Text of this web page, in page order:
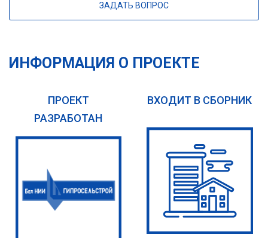
ЗАДАТЬ ВОПРОС
ИНФОРМАЦИЯ О ПРОЕКТЕ
ПРОЕКТ
РАЗРАБОТАН
ВХОДИТ В СБОРНИК